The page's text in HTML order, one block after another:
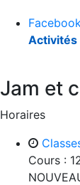
Activités
Jam et
Horaires
Cours :